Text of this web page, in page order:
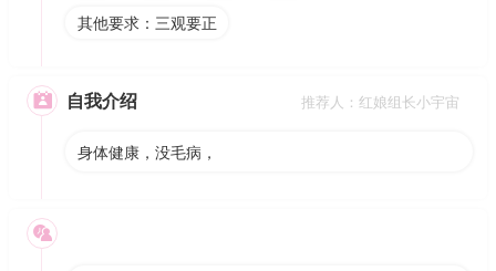
其他要求：三观要正
 自我介绍 推荐人：红娘组长小宇宙
身体健康，没毛病，
